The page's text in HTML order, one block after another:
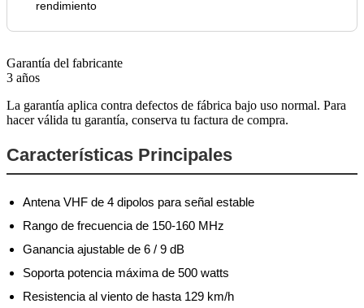
rendimiento
Garantía del fabricante
3 años
La garantía aplica contra defectos de fábrica bajo uso normal. Para
hacer válida tu garantía, conserva tu factura de compra.
Características Principales
Antena VHF de 4 dipolos para señal estable
Rango de frecuencia de 150-160 MHz
Ganancia ajustable de 6 / 9 dB
Soporta potencia máxima de 500 watts
Resistencia al viento de hasta 129 km/h